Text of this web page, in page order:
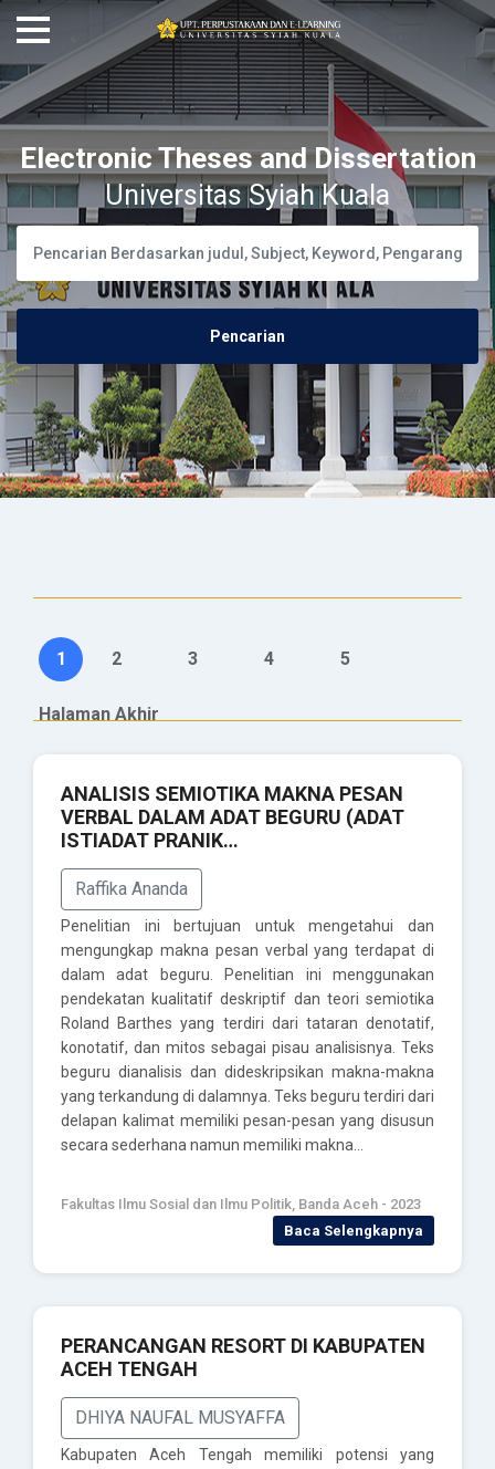
Electronic Theses and Dissertation
Universitas Syiah Kuala
1 2 3 4 5
Halaman Akhir
ANALISIS SEMIOTIKA MAKNA PESAN
VERBAL DALAM ADAT BEGURU (ADAT
ISTIADAT PRANIK…
Raffika Ananda
Penelitian ini bertujuan untuk mengetahui dan
mengungkap makna pesan verbal yang terdapat di
dalam adat beguru. Penelitian ini menggunakan
pendekatan kualitatif deskriptif dan teori semiotika
Roland Barthes yang terdiri dari tataran denotatif,
konotatif, dan mitos sebagai pisau analisisnya. Teks
beguru dianalisis dan dideskripsikan makna-makna
yang terkandung di dalamnya. Teks beguru terdiri dari
delapan kalimat memiliki pesan-pesan yang disusun
secara sederhana namun memiliki makna…
Fakultas Ilmu Sosial dan Ilmu Politik, Banda Aceh - 2023
Baca Selengkapnya
PERANCANGAN RESORT DI KABUPATEN
ACEH TENGAH
DHIYA NAUFAL MUSYAFFA
Kabupaten Aceh Tengah memiliki potensi yang